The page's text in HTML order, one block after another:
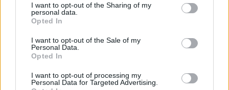
not limited to your visit or usage behaviour. You may click to
grant or deny consent to Google and its third-party tags to
use your data for below specified purposes in below Google
consent section.
I want to opt-out of the Sharing of my
personal data.
Opted In
I want to opt-out of the Sale of my
Personal Data.
Opted In
I want to opt-out of processing my
Personal Data for Targeted Advertising.
Kövess minket, és értesülj a friss hírekről a
Facebookon is!